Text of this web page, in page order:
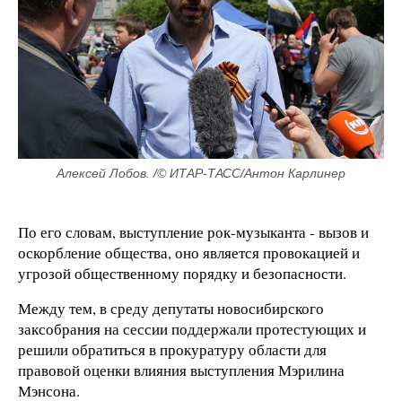
Алексей Лобов. /© ИТАР-ТАСС/Антон Карлинер
По его словам, выступление рок-музыканта - вызов и
оскорбление общества, оно является провокацией и
угрозой общественному порядку и безопасности.
Между тем, в среду депутаты новосибирского
заксобрания на сессии поддержали протестующих и
решили обратиться в прокуратуру области для
правовой оценки влияния выступления Мэрилина
Мэнсона.